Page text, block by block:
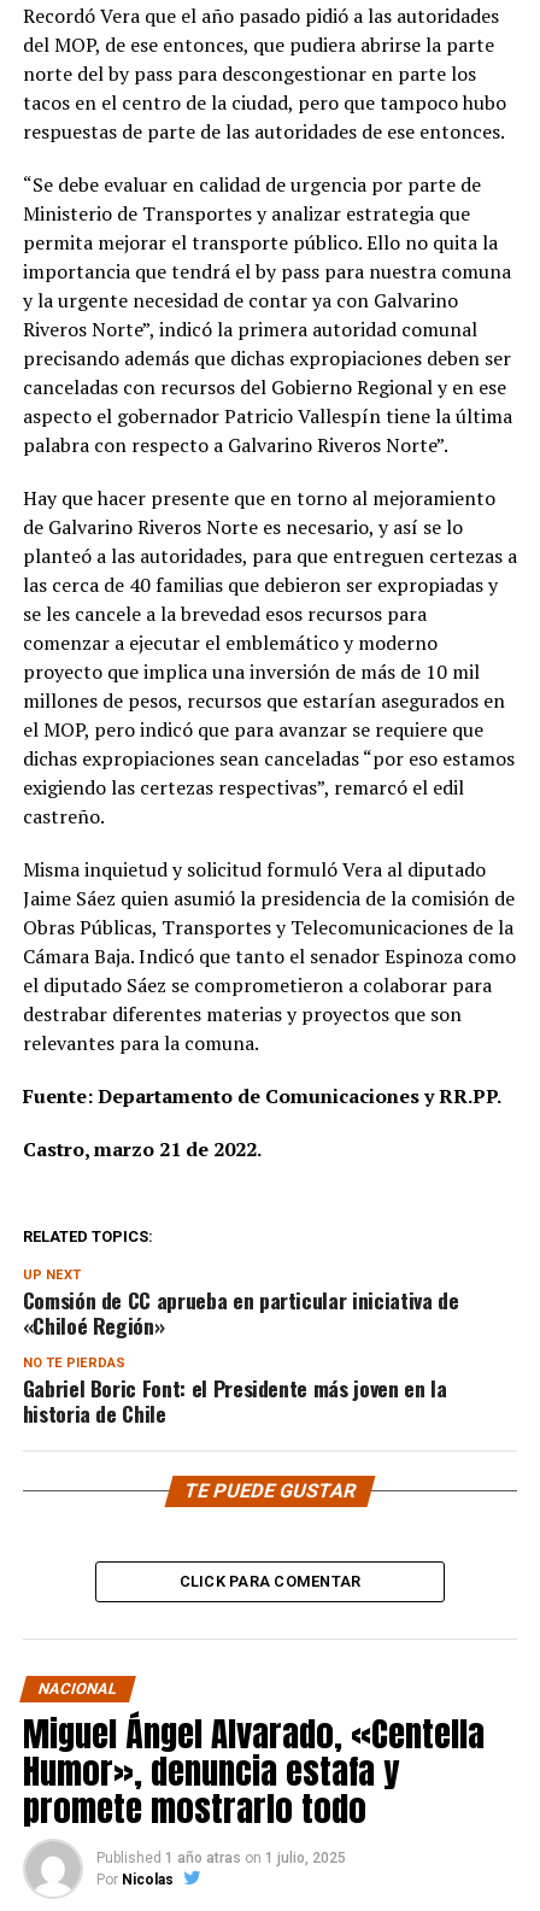
Recordó Vera que el año pasado pidió a las autoridades
del MOP, de ese entonces, que pudiera abrirse la parte
norte del by pass para descongestionar en parte los
tacos en el centro de la ciudad, pero que tampoco hubo
respuestas de parte de las autoridades de ese entonces.
“Se debe evaluar en calidad de urgencia por parte de
Ministerio de Transportes y analizar estrategia que
permita mejorar el transporte público. Ello no quita la
importancia que tendrá el by pass para nuestra comuna
y la urgente necesidad de contar ya con Galvarino
Riveros Norte”, indicó la primera autoridad comunal
precisando además que dichas expropiaciones deben ser
canceladas con recursos del Gobierno Regional y en ese
aspecto el gobernador Patricio Vallespín tiene la última
palabra con respecto a Galvarino Riveros Norte”.
Hay que hacer presente que en torno al mejoramiento
de Galvarino Riveros Norte es necesario, y así se lo
planteó a las autoridades, para que entreguen certezas a
las cerca de 40 familias que debieron ser expropiadas y
se les cancele a la brevedad esos recursos para
comenzar a ejecutar el emblemático y moderno
proyecto que implica una inversión de más de 10 mil
millones de pesos, recursos que estarían asegurados en
el MOP, pero indicó que para avanzar se requiere que
dichas expropiaciones sean canceladas “por eso estamos
exigiendo las certezas respectivas”, remarcó el edil
castreño.
Misma inquietud y solicitud formuló Vera al diputado
Jaime Sáez quien asumió la presidencia de la comisión de
Obras Públicas, Transportes y Telecomunicaciones de la
Cámara Baja. Indicó que tanto el senador Espinoza como
el diputado Sáez se comprometieron a colaborar para
destrabar diferentes materias y proyectos que son
relevantes para la comuna.
Fuente: Departamento de Comunicaciones y RR.PP.
Castro, marzo 21 de 2022.
RELATED TOPICS:
UP NEXT
Comsión de CC aprueba en particular iniciativa de
«Chiloé Región»
NO TE PIERDAS
Gabriel Boric Font: el Presidente más joven en la
historia de Chile
TE PUEDE GUSTAR
CLICK PARA COMENTAR
NACIONAL
Miguel Ángel Alvarado, «Centella
Humor», denuncia estafa y
promete mostrarlo todo
Published 1 año atras on 1 julio, 2025
Por Nicolas